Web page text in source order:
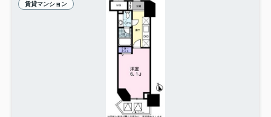
賃貸マンション